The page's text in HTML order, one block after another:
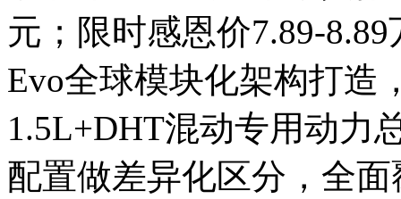
元；限时感恩价7.89-
Evo全球模块化架构打造
1.5L+DHT混动专用动力
配置做差异化区分，全